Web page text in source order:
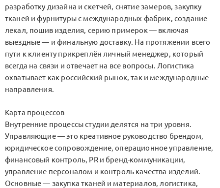
разработку дизайна и скетчей, снятие замеров, закупку
тканей и фурнитуры с международных фабрик, создание
лекал, пошив изделия, серию примерок — включая
выездные — и финальную доставку. На протяжении всего
пути к клиенту прикреплён личный менеджер, который
всегда на связи и отвечает на все вопросы. Логистика
охватывает как российский рынок, так и международные
направления.
Карта процессов
Внутренние процессы студии делятся на три уровня.
Управляющие — это креативное руководство брендом,
юридическое сопровождение, операционное управление,
финансовый контроль, PR и бренд-коммуникации,
управление персоналом и контроль качества изделий.
Основные — закупка тканей и материалов, логистика,